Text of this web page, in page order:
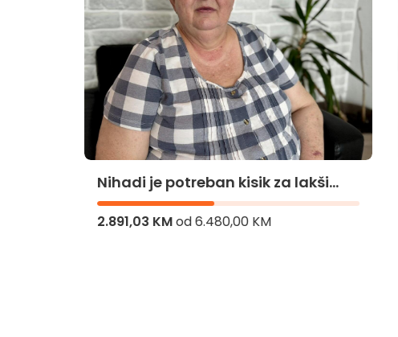
Nihadi je potreban kisik za lakši
život
2.891,03 KMod6.480,00 KM